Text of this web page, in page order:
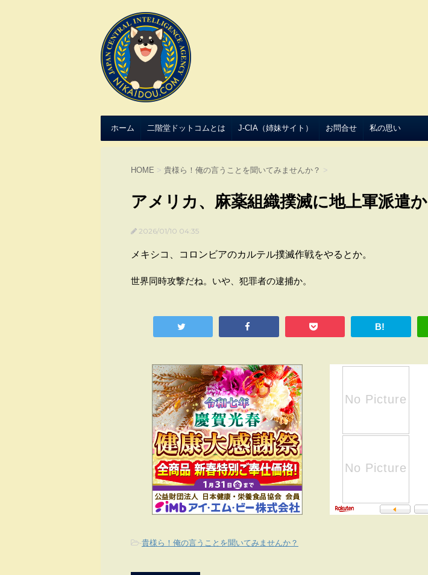
ホーム 二階堂ドットコムとは J-CIA（姉妹サイト） お問合せ 私の思い
HOME > 貴様ら！俺の言うことを聞いてみませんか？ >
アメリカ、麻薬組織撲滅に地上軍派遣か
2026/01/10 04:35
メキシコ、コロンビアのカルテル撲滅作戦をやるとか。
世界同時攻撃だね。いや、犯罪者の逮捕か。
B!
-貴様ら！俺の言うことを聞いてみませんか？